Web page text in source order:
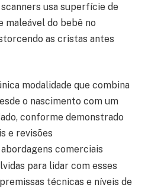
usa superfície de
maleável do bebê no
as cristas antes
modalidade que combina
o nascimento com um
conforme demonstrado
e revisões
comerciais
para lidar com esses
técnicas e níveis de